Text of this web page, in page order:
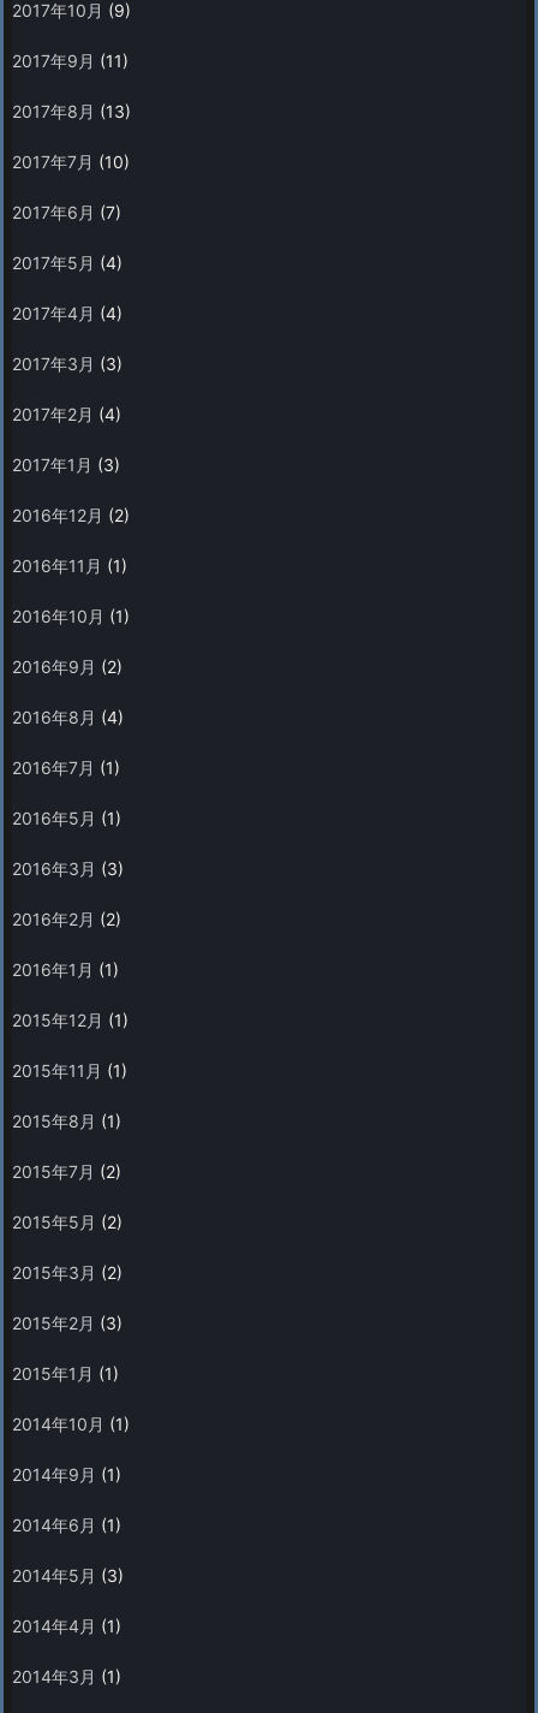
2017年10月 (9)
2017年9月 (11)
2017年8月 (13)
2017年7月 (10)
2017年6月 (7)
2017年5月 (4)
2017年4月 (4)
2017年3月 (3)
2017年2月 (4)
2017年1月 (3)
2016年12月 (2)
2016年11月 (1)
2016年10月 (1)
2016年9月 (2)
2016年8月 (4)
2016年7月 (1)
2016年5月 (1)
2016年3月 (3)
2016年2月 (2)
2016年1月 (1)
2015年12月 (1)
2015年11月 (1)
2015年8月 (1)
2015年7月 (2)
2015年5月 (2)
2015年3月 (2)
2015年2月 (3)
2015年1月 (1)
2014年10月 (1)
2014年9月 (1)
2014年6月 (1)
2014年5月 (3)
2014年4月 (1)
2014年3月 (1)